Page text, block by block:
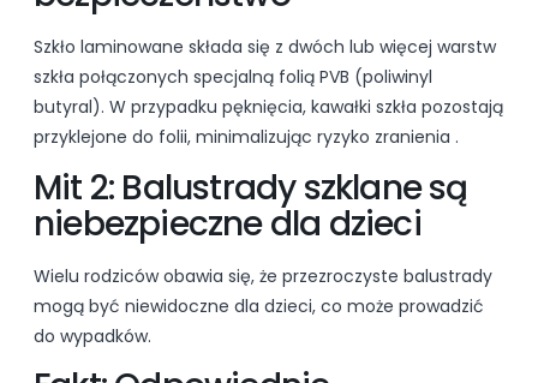
Szkło laminowane składa się z dwóch lub więcej warstw
szkła połączonych specjalną folią PVB (poliwinyl
butyral). W przypadku pęknięcia, kawałki szkła pozostają
przyklejone do folii, minimalizując ryzyko zranienia .
Mit 2: Balustrady szklane są
niebezpieczne dla dzieci
Wielu rodziców obawia się, że przezroczyste balustrady
mogą być niewidoczne dla dzieci, co może prowadzić
do wypadków.